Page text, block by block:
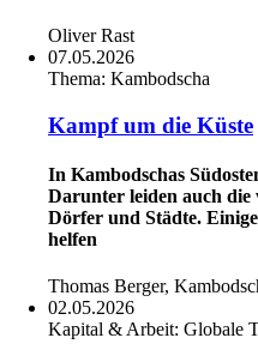
Oliver Rast
07.05.2026
Thema: Kambodscha
Kampf um die Küste
In Kambodschas
Darunter leiden auch die
Dörfer und Städte.
helfen
Thomas Berger,
02.05.2026
Kapital & Arbeit: Globale